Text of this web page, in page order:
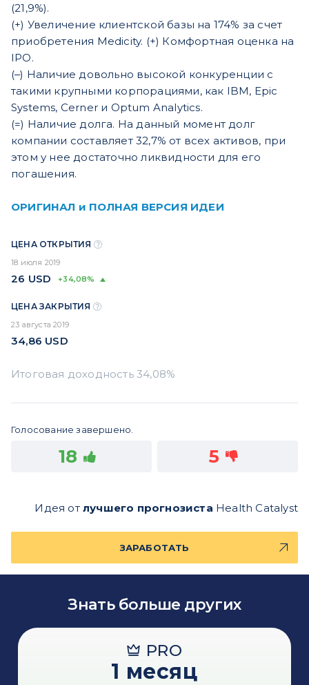
(21,9%).
(+) Увеличение клиентской базы на 174% за счет
приобретения Medicity. (+) Комфортная оценка на
IPO.
(‒) Наличие довольно высокой конкуренции с
такими крупными корпорациями, как IBM, Epic
Systems, Cerner и Optum Analytics.
(=) Наличие долга. На данный момент долг
компании составляет 32,7% от всех активов, при
этом у нее достаточно ликвидности для его
погашения.
ОРИГИНАЛ и ПОЛНАЯ ВЕРСИЯ ИДЕИ
ЦЕНА ОТКРЫТИЯ
18 июля 2019
26 USD +34,08%
ЦЕНА ЗАКРЫТИЯ
23 августа 2019
34,86 USD
Голосование завершено.
18 5
Идея от лучшего прогнозиста Health Catalyst
ЗАРАБОТАТЬ
Знать больше других
PRO
1 месяц